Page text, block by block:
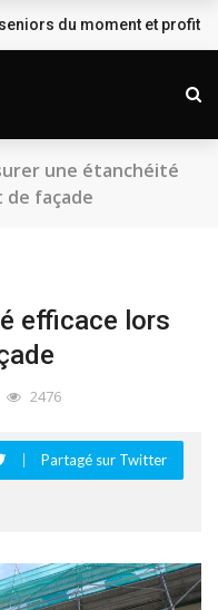
du moment et
une étanchéité
de façade
efficace lors
2476
Partagé sur Twitter